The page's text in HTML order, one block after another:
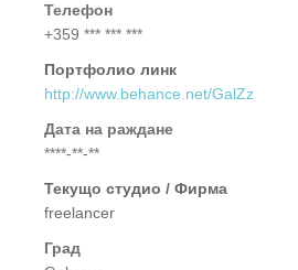
Телефон
+359 *** *** ***
Портфолио линк
http://www.behance.net/GalZz
Дата на раждане
****-**-**
Текущо студио / Фирма
freelancer
Град